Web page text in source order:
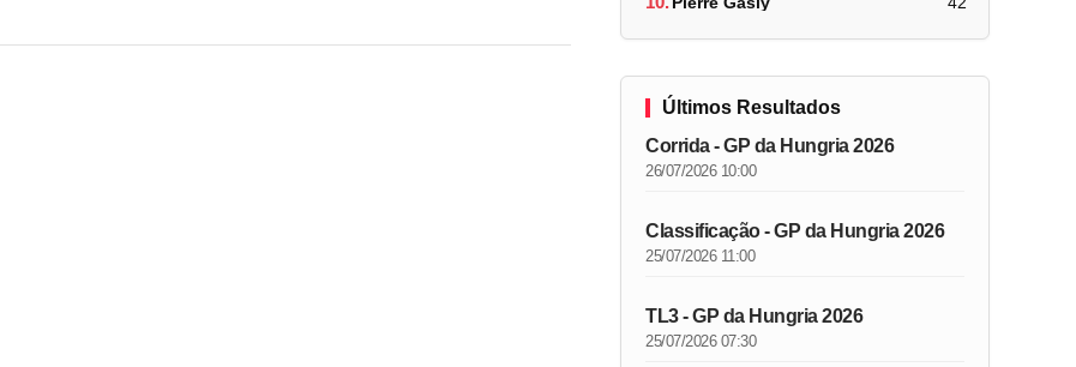
Últimos Resultados
Corrida - GP da Hungria 2026
26/07/2026 10:00
Classificação - GP da Hungria 2026
25/07/2026 11:00
TL3 - GP da Hungria 2026
25/07/2026 07:30